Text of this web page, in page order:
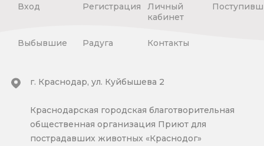
Вход Регистрация
Личный
кабинет
Выбывшие Радуга Контакты
г. Краснодар, ул. Куйбышева 2
Краснодарская городская благотворительная
общественная организация Приют для
пострадавших животных «Краснодог»